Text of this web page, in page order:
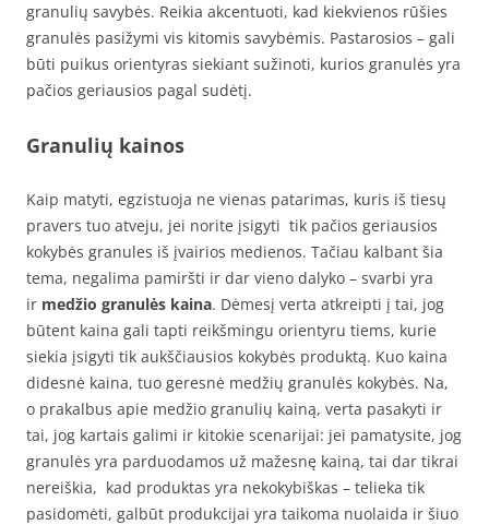
granulių savybės. Reikia akcentuoti, kad kiekvienos rūšies
granulės pasižymi vis kitomis savybėmis. Pastarosios – gali
būti puikus orientyras siekiant sužinoti, kurios granulės yra
pačios geriausios pagal sudėtį.
Granulių kainos
Kaip matyti, egzistuoja ne vienas patarimas, kuris iš tiesų
pravers tuo atveju, jei norite įsigyti tik pačios geriausios
kokybės granules iš įvairios medienos. Tačiau kalbant šia
tema, negalima pamiršti ir dar vieno dalyko – svarbi yra
ir medžio granulės kaina. Dėmesį verta atkreipti į tai, jog
būtent kaina gali tapti reikšmingu orientyru tiems, kurie
siekia įsigyti tik aukščiausios kokybės produktą. Kuo kaina
didesnė kaina, tuo geresnė medžių granulės kokybės. Na,
o prakalbus apie medžio granulių kainą, verta pasakyti ir
tai, jog kartais galimi ir kitokie scenarijai: jei pamatysite, jog
granulės yra parduodamos už mažesnę kainą, tai dar tikrai
nereiškia, kad produktas yra nekokybiškas – telieka tik
pasidomėti, galbūt produkcijai yra taikoma nuolaida ir šiuo